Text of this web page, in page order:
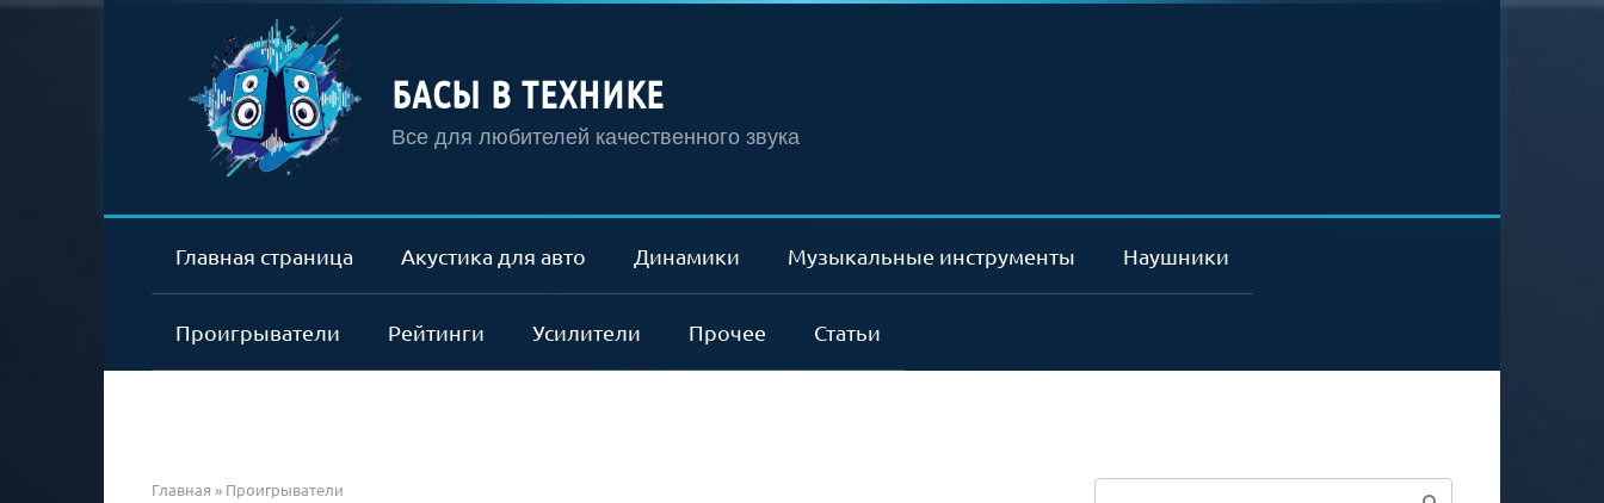
БАСЫ В ТЕХНИКЕ
Все для любителей качественного звука
Главная страница Акустика для авто Динамики Музыкальные инструменты Наушники
Проигрыватели Рейтинги Усилители Прочее Статьи
Главная » Проигрыватели